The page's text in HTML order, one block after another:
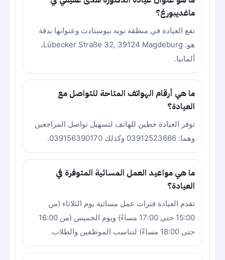
ماغديبورغ؟
تقع العيادة في منطقة نويه نيوستادت وعنوانها بدقة
هو: Lübecker Straße 32, 39124 Magdeburg،
ألمانيا.
ما هي أرقام الهواتف المتاحة للتواصل مع
العيادة؟
توفر العيادة خطين للهاتف لتسهيل تواصل المراجعين
وهما: 03912523666 وكذلك 039156390170.
ما هي مواعيد العمل المسائية المتوفرة في
العيادة؟
تقدم العيادة فترات عمل مسائية يوم الثلاثاء (من
15:00 حتى 17:00 مساءً) ويوم الخميس (من 16:00
حتى 18:00 مساءً) لتناسب الموظفين والطلاب.